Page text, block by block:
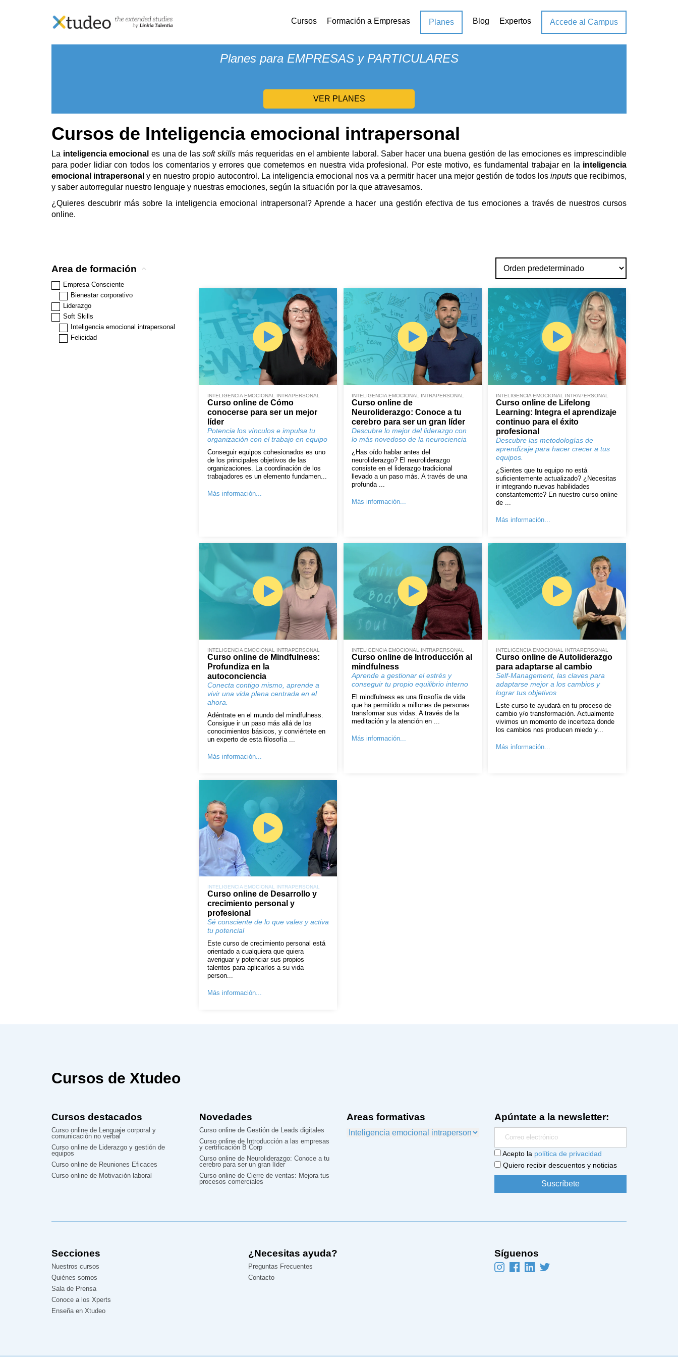
Cursos Formación a Empresas Planes Blog Expertos Accede al Campus
XTUDEO PLUS?
Planes para EMPRESAS y PARTICULARES
VER PLANES
Cursos de Inteligencia emocional intrapersonal
La inteligencia emocional es una de lassoft skills más requeridas en el ambiente laboral. Saber hacer una buena gestión de las emociones es imprescindible
para poder lidiar con todos los comentarios y errores que cometemos en nuestra vida profesional. Por este motivo, es fundamental trabajar en la inteligencia
emocional intrapersonaly en nuestro propio autocontrol. La inteligencia emocional nos va a permitir hacer una mejor gestión de todos los inputs que recibimos,
y saber autorregular nuestro lenguaje y nuestras emociones, según la situación por la que atravesamos.
¿Quieres descubrir más sobre la inteligencia emocional intrapersonal? Aprende a hacer una gestión efectiva de tus emociones a través de nuestros cursos
online.
Area de formación
Empresa Consciente
Bienestar corporativo
Liderazgo
Soft Skills
Inteligencia emocional intrapersonal
Felicidad
INTELIGENCIA EMOCIONAL INTRAPERSONAL
Curso online de Cómo
conocerse para ser un mejor
líder
Potencia los vínculos e impulsa tu
organización con el trabajo en equipo
Conseguir equipos cohesionados es uno
de los principales objetivos de las
organizaciones. La coordinación de los
trabajadores es un elemento fundamen...
Más información...
INTELIGENCIA EMOCIONAL INTRAPERSONAL
Curso online de
Neuroliderazgo: Conoce a tu
cerebro para ser un gran líder
Descubre lo mejor del liderazgo con
lo más novedoso de la neurociencia
¿Has oído hablar antes del
neuroliderazgo? El neuroliderazgo
consiste en el liderazgo tradicional
llevado a un paso más. A través de una
profunda ...
Más información...
INTELIGENCIA EMOCIONAL INTRAPERSONAL
Curso online de Lifelong
Learning: Integra el aprendizaje
continuo para el éxito
profesional
Descubre las metodologías de
aprendizaje para hacer crecer a tus
equipos.
¿Sientes que tu equipo no está
suficientemente actualizado? ¿Necesitas
ir integrando nuevas habilidades
constantemente? En nuestro curso online
de ...
Más información...
INTELIGENCIA EMOCIONAL INTRAPERSONAL
Curso online de Mindfulness:
Profundiza en la
autoconciencia
Conecta contigo mismo, aprende a
vivir una vida plena centrada en el
ahora.
Adéntrate en el mundo del mindfulness.
Consigue ir un paso más allá de los
conocimientos básicos, y conviértete en
un experto de esta filosofía ...
Más información...
INTELIGENCIA EMOCIONAL INTRAPERSONAL
Curso online de Introducción al
mindfulness
Aprende a gestionar el estrés y
conseguir tu propio equilibrio interno
El mindfulness es una filosofía de vida
que ha permitido a millones de personas
transformar sus vidas. A través de la
meditación y la atención en ...
Más información...
INTELIGENCIA EMOCIONAL INTRAPERSONAL
Curso online de Autoliderazgo
para adaptarse al cambio
Self-Management, las claves para
adaptarse mejor a los cambios y
lograr tus objetivos
Este curso te ayudará en tu proceso de
cambio y/o transformación. Actualmente
vivimos un momento de incerteza donde
los cambios nos producen miedo y...
Más información...
INTELIGENCIA EMOCIONAL INTRAPERSONAL
Curso online de Desarrollo y
crecimiento personal y
profesional
Sé consciente de lo que vales y activa
tu potencial
Este curso de crecimiento personal está
orientado a cualquiera que quiera
averiguar y potenciar sus propios
talentos para aplicarlos a su vida
person...
Más información...
Cursos de Xtudeo
Cursos destacados
Curso online de Lenguaje corporal y
comunicación no verbal
Curso online de Liderazgo y gestión de
equipos
Curso online de Reuniones Eficaces
Curso online de Motivación laboral
Novedades
Curso online de Gestión de Leads digitales
Curso online de Introducción a las empresas
y certificación B Corp
Curso online de Neuroliderazgo: Conoce a tu
cerebro para ser un gran líder
Curso online de Cierre de ventas: Mejora tus
procesos comerciales
Areas formativas Apúntate a la newsletter:
Acepto la política de privacidad
Quiero recibir descuentos y noticias
Secciones
Nuestros cursos
Quiénes somos
Sala de Prensa
Conoce a los Xperts
Enseña en Xtudeo
¿Necesitas ayuda?
Preguntas Frecuentes
Contacto
Síguenos